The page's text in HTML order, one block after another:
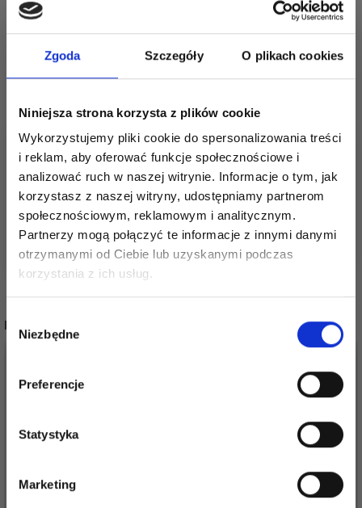
Zgoda Szczegóły O plikach cookies
Niniejsza strona korzysta z plików cookie
Wykorzystujemy pliki cookie do spersonalizowania treści
i reklam, aby oferować funkcje społecznościowe i
analizować ruch w naszej witrynie. Informacje o tym, jak
korzystasz z naszej witryny, udostępniamy partnerom
społecznościowym, reklamowym i analitycznym.
Partnerzy mogą połączyć te informacje z innymi danymi
otrzymanymi od Ciebie lub uzyskanymi podczas
korzystania z ich usług.
Wybór
zgody
Niezbędne
Preferencje
Statystyka
Marketing
miękkością, ciepłem i trwałością. Dzięki swojej
wszechstronności jest idealnym wyborem zarówno dla
którzy szukają niezawodnej włóczki do różnorodnych
projektów. Dzięki możliwości prania w pralce jest
Zobacz wszystkie włóczki marki Lammy
Zobacz wszystkie włóczki akrylowe
Zobacz wszystkie włóczki do drutów
Zobacz wszystkie wzory na druty
POPULARNE ALTERNATYWY
Oszczędź nawet do 50%
miłośników włóczek i uzyskaj wyłączny
dostęp do inspirujących wzorów na druty i